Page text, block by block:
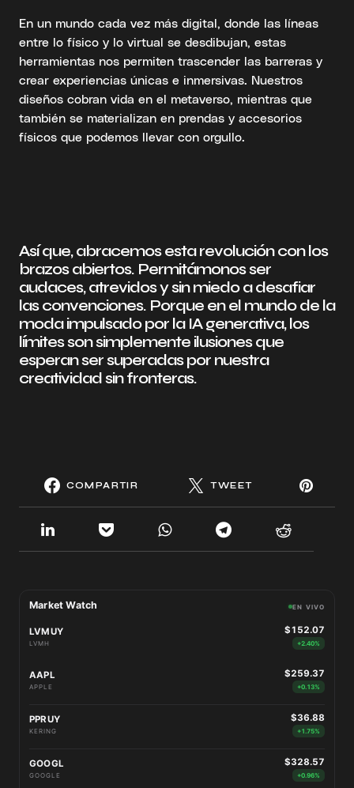
En un mundo cada vez más digital, donde las líneas
entre lo físico y lo virtual se desdibujan, estas
herramientas nos permiten trascender las barreras y
crear experiencias únicas e inmersivas. Nuestros
diseños cobran vida en el metaverso, mientras que
también se materializan en prendas y accesorios
físicos que podemos llevar con orgullo.
Así que, abracemos esta revolución con los
brazos abiertos. Permitámonos ser
audaces, atrevidos y sin miedo a desafiar
las convenciones. Porque en el mundo de la
moda impulsado por la IA generativa, los
límites son simplemente ilusiones que
esperan ser superadas por nuestra
creatividad sin fronteras.
COMPARTIR TWEET
Market Watch EN VIVO
LVMUY
LVMH
$152.07
+2.40%
AAPL
APPLE
$259.37
+0.13%
PPRUY
KERING
$36.88
+1.75%
GOOGL
GOOGLE
$328.57
+0.96%